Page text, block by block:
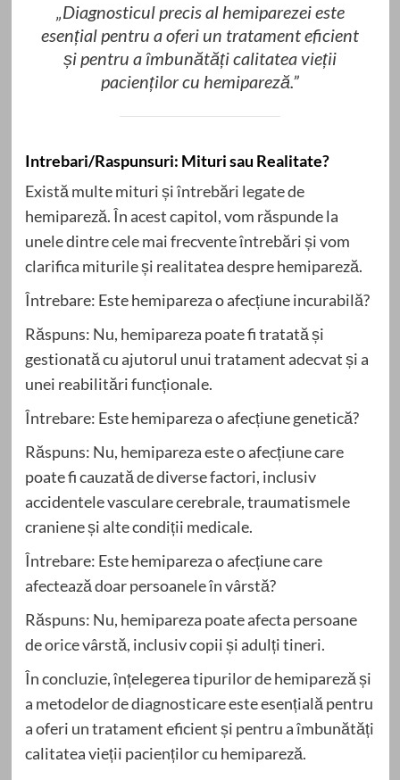
„Diagnosticul precis al hemiparezei este
esențial pentru a oferi un tratament eficient
și pentru a îmbunătăți calitatea vieții
pacienților cu hemipareză.”
Intrebari/Raspunsuri: Mituri sau Realitate?
Există multe mituri și întrebări legate de
hemipareză. În acest capitol, vom răspunde la
unele dintre cele mai frecvente întrebări și vom
clarifica miturile și realitatea despre hemipareză.
Întrebare: Este hemipareza o afecțiune incurabilă?
Răspuns: Nu, hemipareza poate fi tratată și
gestionată cu ajutorul unui tratament adecvat și a
unei reabilitări funcționale.
Întrebare: Este hemipareza o afecțiune genetică?
Răspuns: Nu, hemipareza este o afecțiune care
poate fi cauzată de diverse factori, inclusiv
accidentele vasculare cerebrale, traumatismele
craniene și alte condiții medicale.
Întrebare: Este hemipareza o afecțiune care
afectează doar persoanele în vârstă?
Răspuns: Nu, hemipareza poate afecta persoane
de orice vârstă, inclusiv copii și adulți tineri.
În concluzie, înțelegerea tipurilor de hemipareză și
a metodelor de diagnosticare este esențială pentru
a oferi un tratament eficient și pentru a îmbunătăți
calitatea vieții pacienților cu hemipareză.